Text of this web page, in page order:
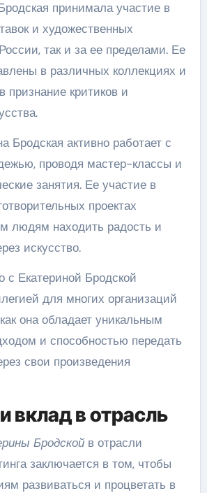
принимала участие в
и художественных
так и за ее пределами. Ее
в различных коллекциях и
признание критиков и
Бродская активно работает с
проводя мастер-классы и
занятия. Ее участие в
проектах
людям находить радость и
искусство.
с Екатериной Бродской
для многих организаций
она обладает уникальным
и способностью передать
свои произведения
вклад в отрасль
Бродскойв отрасли
заключается в том, чтобы
развиваться и процветать в